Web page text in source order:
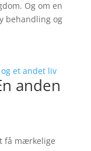
Og om en
behandling og
anden
få mærkelige